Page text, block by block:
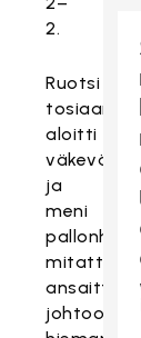
2.
Ruotsi
tosiaankin
aloitti
väkevästi
ja
meni
mitattuna
ansaittuun
johtoon